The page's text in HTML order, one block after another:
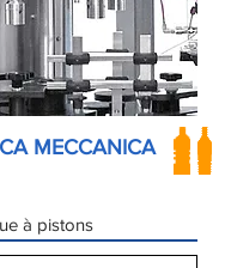
MECCANICA
à pistons